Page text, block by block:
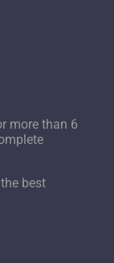
more than 6
best